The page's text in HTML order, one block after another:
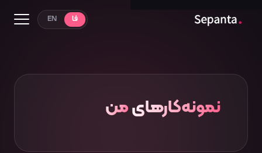
EN فا
نمونه‌کارهایمن